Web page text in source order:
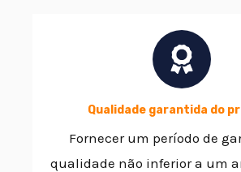
Qualidade garantida do
Fornecer um período de
qualidade não inferior a um